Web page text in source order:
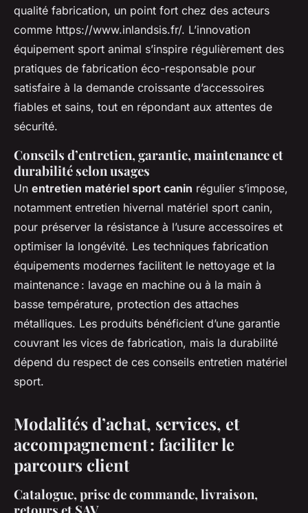
qualité fabrication, un point fort chez des acteurs
comme https://www.inlandsis.fr/. L’innovation
équipement sport animal s’inspire régulièrement des
pratiques de fabrication éco-responsable pour
satisfaire à la demande croissante d’accessoires
fiables et sains, tout en répondant aux attentes de
sécurité.
Conseils d’entretien, garantie, maintenance et
durabilité selon usages
Un entretien matériel sport canin régulier s’impose,
notamment entretien hivernal matériel sport canin,
pour préserver la résistance à l’usure accessoires et
optimiser la longévité. Les techniques fabrication
équipements modernes facilitent le nettoyage et la
maintenance : lavage en machine ou à la main à
basse température, protection des attaches
métalliques. Les produits bénéficient d’une garantie
couvrant les vices de fabrication, mais la durabilité
dépend du respect de ces conseils entretien matériel
sport.
Modalités d’achat, services, et
accompagnement : faciliter le
parcours client
Catalogue, prise de commande, livraison,